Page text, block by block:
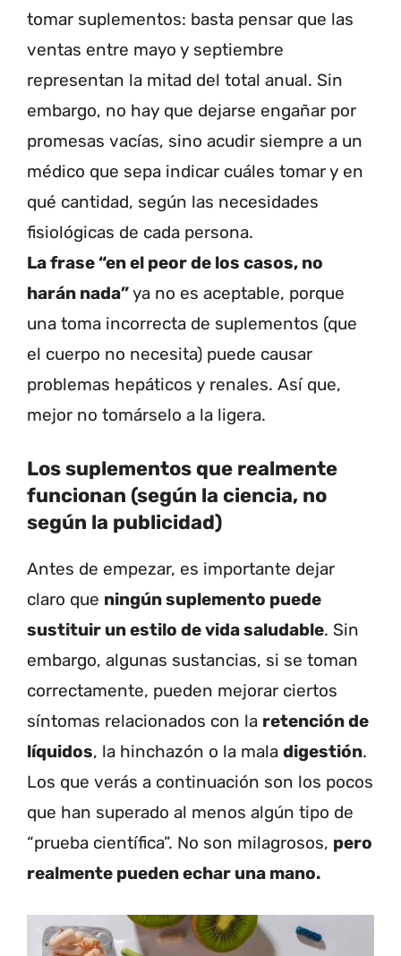
tomar suplementos: basta pensar que las
ventas entre mayo y septiembre
representan la mitad del total anual. Sin
embargo, no hay que dejarse engañar por
promesas vacías, sino acudir siempre a un
médico que sepa indicar cuáles tomar y en
qué cantidad, según las necesidades
fisiológicas de cada persona.
La frase “en el peor de los casos, no
harán nada”ya no es aceptable, porque
una toma incorrecta de suplementos (que
el cuerpo no necesita) puede causar
problemas hepáticos y renales. Así que,
mejor no tomárselo a la ligera.
Los suplementos que realmente
funcionan (según la ciencia, no
según la publicidad)
Antes de empezar, es importante dejar
claro que ningún suplemento puede
sustituir un estilo de vida saludable. Sin
embargo, algunas sustancias, si se toman
correctamente, pueden mejorar ciertos
síntomas relacionados con la retención de
líquidos, la hinchazón o la mala digestión.
Los que verás a continuación son los pocos
que han superado al menos algún tipo de
“prueba científica”. No son milagrosos, pero
realmente pueden echar una mano.